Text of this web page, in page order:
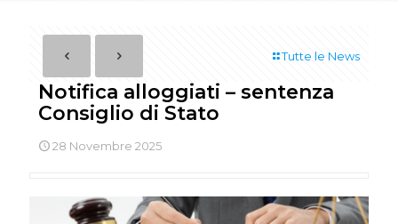
Tutte le News
Notifica alloggiati – sentenza
Consiglio di Stato
28 Novembre 2025